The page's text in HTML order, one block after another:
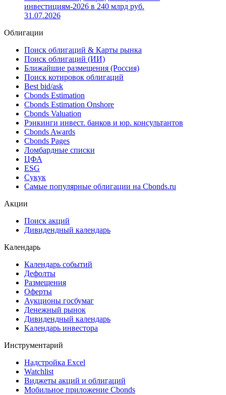
инвестициям-2026 в 240 млрд руб.
31.07.2026
Облигации
Поиск облигаций & Карты рынка
Поиск облигаций (ИИ)
Ближайшие размещения (Россия)
Поиск котировок облигаций
Best bid/ask
Cbonds Estimation
Cbonds Estimation Onshore
Cbonds Valuation
Рэнкинги инвест. банков и юр. консультантов
Cbonds Awards
Cbonds Pages
Ломбардные списки
ЦФА
ESG
Сукук
Самые популярные облигации на Cbonds.ru
Акции
Поиск акций
Дивидендный календарь
Календарь
Календарь событий
Дефолты
Размещения
Оферты
Аукционы госбумаг
Денежный рынок
Дивидендный календарь
Календарь инвестора
Инструментарий
Надстройка Excel
Watchlist
Виджеты акций и облигаций
Мобильное приложение Cbonds